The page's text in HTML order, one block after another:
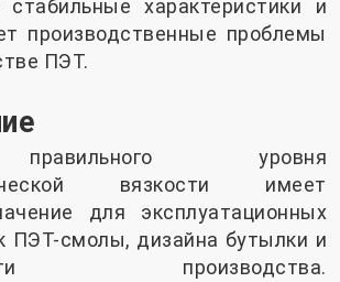
стабильные характеристики и
производственные проблемы
ПЭТ.
уровня
вязкости имеет
для эксплуатационных
ПЭТ-смолы, дизайна бутылки и
производства.